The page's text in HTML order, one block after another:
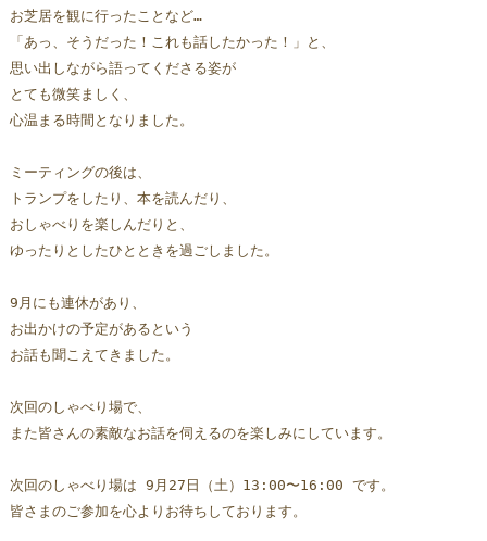
お芝居を観に行ったことなど…
「あっ、そうだった！これも話したかった！」と、
思い出しながら語ってくださる姿が
とても微笑ましく、
心温まる時間となりました。
ミーティングの後は、
トランプをしたり、本を読んだり、
おしゃべりを楽しんだりと、
ゆったりとしたひとときを過ごしました。
9月にも連休があり、
お出かけの予定があるという
お話も聞こえてきました。
次回のしゃべり場で、
また皆さんの素敵なお話を伺えるのを楽しみにしています。
次回のしゃべり場は 9月27日（土）13:00〜16:00 です。
皆さまのご参加を心よりお待ちしております。